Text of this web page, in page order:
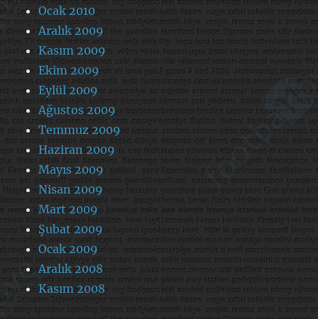
Ocak 2010
Aralık 2009
Kasım 2009
Ekim 2009
Eylül 2009
Ağustos 2009
Temmuz 2009
Haziran 2009
Mayıs 2009
Nisan 2009
Mart 2009
Şubat 2009
Ocak 2009
Aralık 2008
Kasım 2008